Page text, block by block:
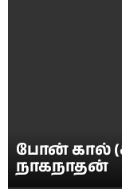
போன் கால்
நாகநாதன்